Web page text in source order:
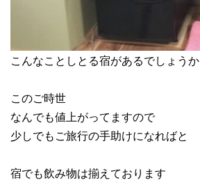
こんなことしとる宿があるでしょうか
このご時世
なんでも値上がってますので
少しでもご旅行の手助けになればと
宿でも飲み物は揃えております